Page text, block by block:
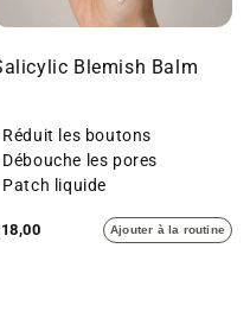
Blemish Balm
Réduit les boutons
Débouche les pores
Patch liquide
Ajouter à la routine